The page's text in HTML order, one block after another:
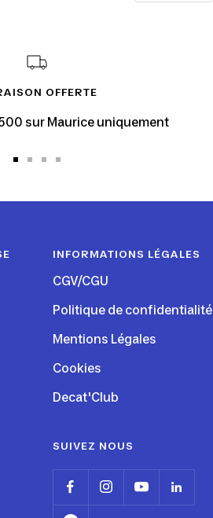
OFFERTE
sur Maurice uniquement
INFORMATIONS LÉGALES
CGV/CGU
Politique de confidentialité
Mentions Légales
Cookies
Decat'Club
SUIVEZ NOUS